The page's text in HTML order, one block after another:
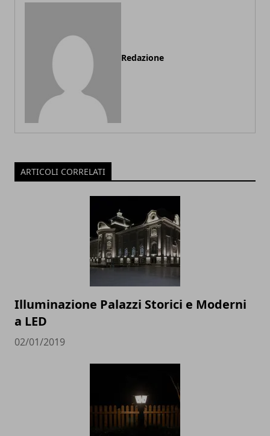
Redazione
ARTICOLI CORRELATI
Illuminazione Palazzi Storici e Moderni
a LED
02/01/2019